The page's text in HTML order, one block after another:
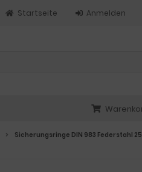
Anmelden
Startseite
Sicherungsringe DIN 983 Federstahl 25